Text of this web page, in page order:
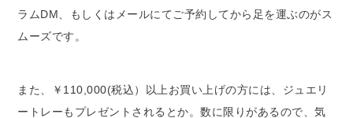
ラムDM、もしくはメールにてご予約してから足を運ぶのがス
ムーズです。
また、￥110,000(税込）以上お買い上げの方には、ジュエリ
ートレーもプレゼントされるとか。数に限りがあるので、気